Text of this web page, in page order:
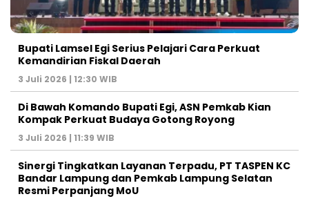
Bupati Lamsel Egi Serius Pelajari Cara Perkuat
Kemandirian Fiskal Daerah
3 Juli 2026 | 12:30 WIB
Di Bawah Komando Bupati Egi, ASN Pemkab Kian
Kompak Perkuat Budaya Gotong Royong
3 Juli 2026 | 11:39 WIB
Sinergi Tingkatkan Layanan Terpadu, PT TASPEN KC
Bandar Lampung dan Pemkab Lampung Selatan
Resmi Perpanjang MoU